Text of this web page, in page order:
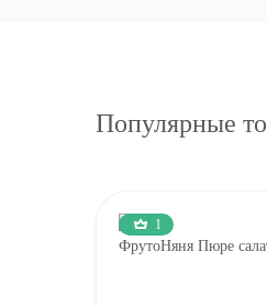
Популярные
1
ФрутоНяня Пюре